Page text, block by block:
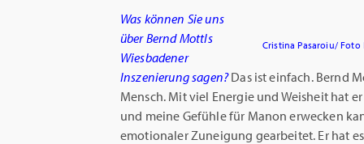
Cristina Pasaroiu/ Foto
Was können Sie uns
über Bernd Mottls
Wiesbadener
Inszenierung sagen?Das ist einfach. Bernd
Mensch. Mit viel Energie und Weisheit hat
und meine Gefühle für Manon erwecken
emotionaler Zuneigung gearbeitet. Er hat